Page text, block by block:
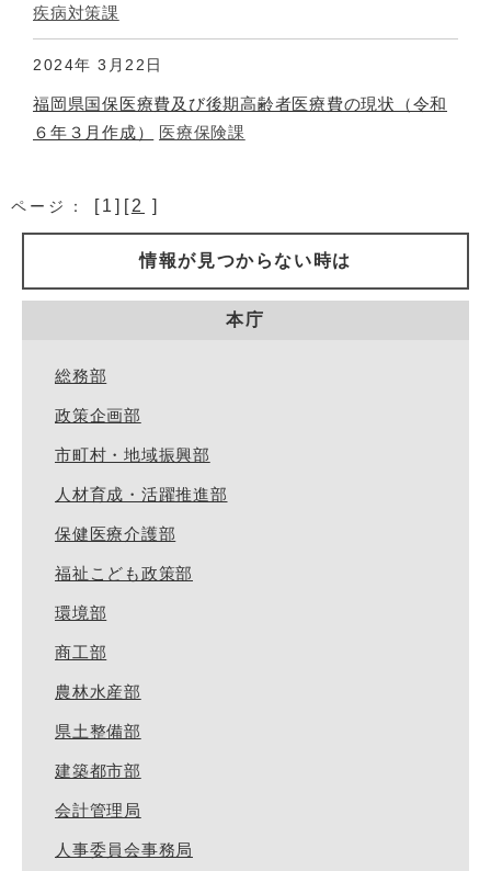
疾病対策課
2024年 3月22日
福岡県国保医療費及び後期高齢者医療費の現状（令和
６年３月作成）
医療保険課
ページ： [1][2 ]
情報が見つからない時は
本庁
総務部
政策企画部
市町村・地域振興部
人材育成・活躍推進部
保健医療介護部
福祉こども政策部
環境部
商工部
農林水産部
県土整備部
建築都市部
会計管理局
人事委員会事務局